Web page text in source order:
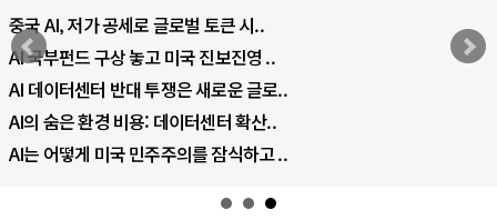
중국 AI, 저가 공세로 글로벌 토큰 시..
AI 국부펀드 구상 놓고 미국 진보진영 ..
AI 데이터센터 반대 투쟁은 새로운 글로..
AI의 숨은 환경 비용: 데이터센터 확산..
AI는 어떻게 미국 민주주의를 잠식하고 ..